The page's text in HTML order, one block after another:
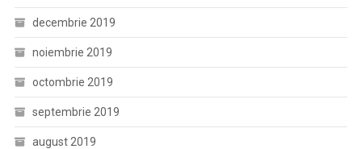
decembrie 2019
noiembrie 2019
octombrie 2019
septembrie 2019
august 2019